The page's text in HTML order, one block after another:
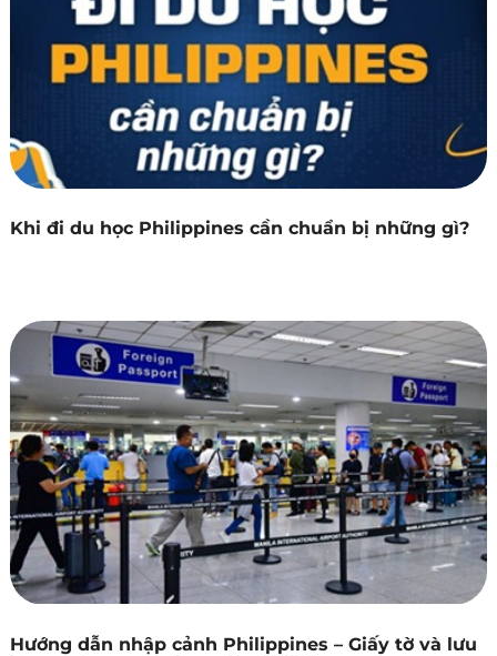
Khi đi du học Philippines cần chuẩn bị những gì?
Hướng dẫn nhập cảnh Philippines – Giấy tờ và lưu